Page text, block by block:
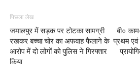
पिछला लेख
जमालपुर में सड़क पर टोटका सामग्री
रखकर बच्चा चोर का अफवाह फैलाने के
आरोप में दो लोगों को पुलिस ने गिरफ्तार
किया
बी०
प्रथम एवं